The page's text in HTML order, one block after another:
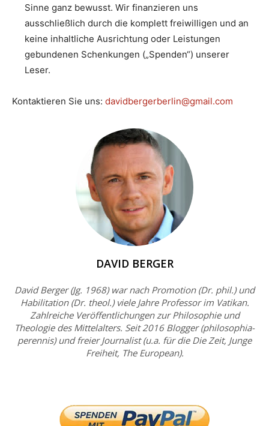
Sinne ganz bewusst. Wir finanzieren uns
ausschließlich durch die komplett freiwilligen und an
keine inhaltliche Ausrichtung oder Leistungen
gebundenen Schenkungen („Spenden“) unserer
Leser.
Kontaktieren Sie uns: davidbergerberlin@gmail.com
DAVID BERGER
David Berger (Jg. 1968) war nach Promotion (Dr. phil.) und
Habilitation (Dr. theol.) viele Jahre Professor im Vatikan.
Zahlreiche Veröffentlichungen zur Philosophie und
Theologie des Mittelalters. Seit 2016 Blogger (philosophia-
perennis) und freier Journalist (u.a. für die Die Zeit, Junge
Freiheit, The European).